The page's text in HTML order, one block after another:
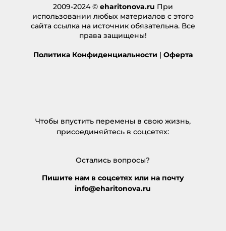
2009-2024 © eharitonova.ru При
использовании любых материалов с этого
сайта ссылка на источник обязательна. Все
права защищены!
Политика Конфиденциальности | Оферта
Чтобы впустить перемены в свою жизнь,
присоединяйтесь в соцсетях:
Остались вопросы?
Пишите нам в соцсетях или на почту
info@eharitonova.ru